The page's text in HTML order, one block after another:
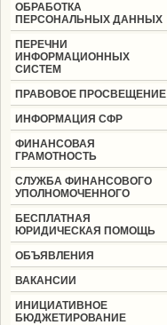
ОБРАБОТКА
ПЕРСОНАЛЬНЫХ ДАННЫХ
ПЕРЕЧНИ
ИНФОРМАЦИОННЫХ
СИСТЕМ
ПРАВОВОЕ ПРОСВЕЩЕНИЕ
ИНФОРМАЦИЯ СФР
ФИНАНСОВАЯ
ГРАМОТНОСТЬ
СЛУЖБА ФИНАНСОВОГО
УПОЛНОМОЧЕННОГО
БЕСПЛАТНАЯ
ЮРИДИЧЕСКАЯ ПОМОЩЬ
ОБЪЯВЛЕНИЯ
ВАКАНСИИ
ИНИЦИАТИВНОЕ
БЮДЖЕТИРОВАНИЕ